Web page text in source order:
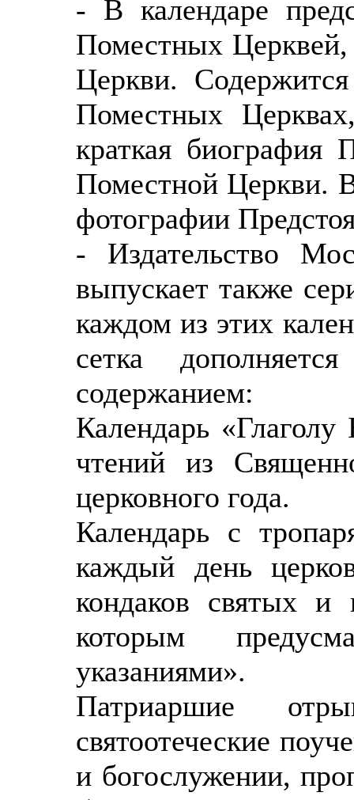
- В календаре
Поместных
Церкви.
Поместных
краткая биография
Поместной Церкви.
фотографии
- Издательство
выпускает также
каждом из этих
сетка
содержанием:
Календарь
чтений из
церковного года.
Календарь с
каждый день
кондаков святых и
которым
указаниями».
Патриаршие
святоотеческие
и богослужении,